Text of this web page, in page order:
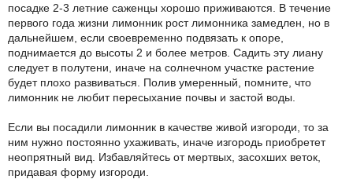
посадке 2-3 летние саженцы хорошо приживаются. В течение
первого года жизни лимонник рост лимонника замедлен, но в
дальнейшем, если своевременно подвязать к опоре,
поднимается до высоты 2 и более метров. Садить эту лиану
следует в полутени, иначе на солнечном участке растение
будет плохо развиваться. Полив умеренный, помните, что
лимонник не любит пересыхание почвы и застой воды.
Если вы посадили лимонник в качестве живой изгороди, то за
ним нужно постоянно ухаживать, иначе изгородь приобретет
неопрятный вид. Избавляйтесь от мертвых, засохших веток,
придавая форму изгороди.